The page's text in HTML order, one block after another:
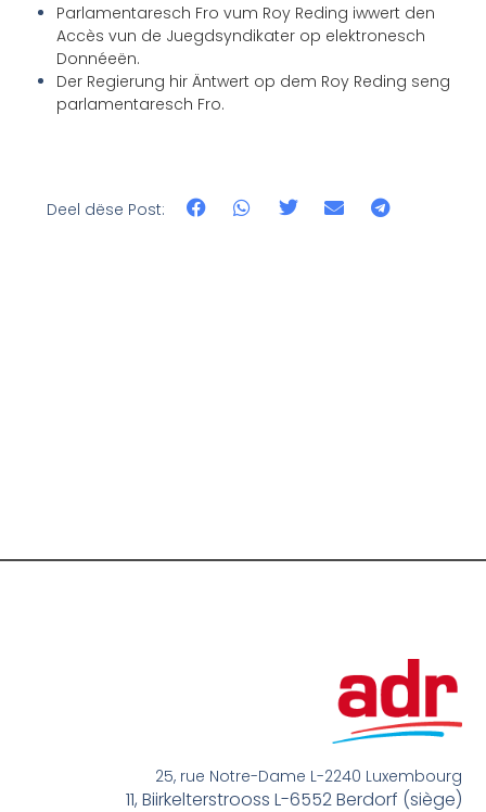
Parlamentaresch Fro vum Roy Reding iwwert den
Accès vun de Juegdsyndikater op elektronesch
Donnéeën.
Der Regierung hir Äntwert op dem Roy Reding seng
parlamentaresch Fro.
Deel dëse Post:
25, rue Notre-Dame L-2240 Luxembourg
11, Biirkelterstrooss L-6552 Berdorf (siège)